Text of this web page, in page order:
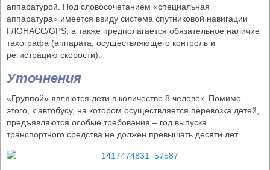
аппаратурой. Под словосочетанием «специальная
аппаратура» имеется ввиду система спутниковой навигации
ГЛОНАСС/GPS, а также предполагается обязательное наличие
тахографа (аппарата, осуществляющего контроль и
регистрацию скорости).
Уточнения
«Группой» являются дети в количестве 8 человек. Помимо
этого, к автобусу, на котором осуществляется перевозка детей,
предъявляются особые требования – год выпуска
транспортного средства не должен превышать десяти лет.